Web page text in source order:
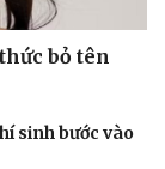
bỏ tên
sinh bước vào